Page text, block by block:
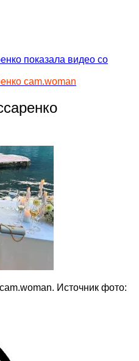
показала видео со
cam.woman
Источник фото: